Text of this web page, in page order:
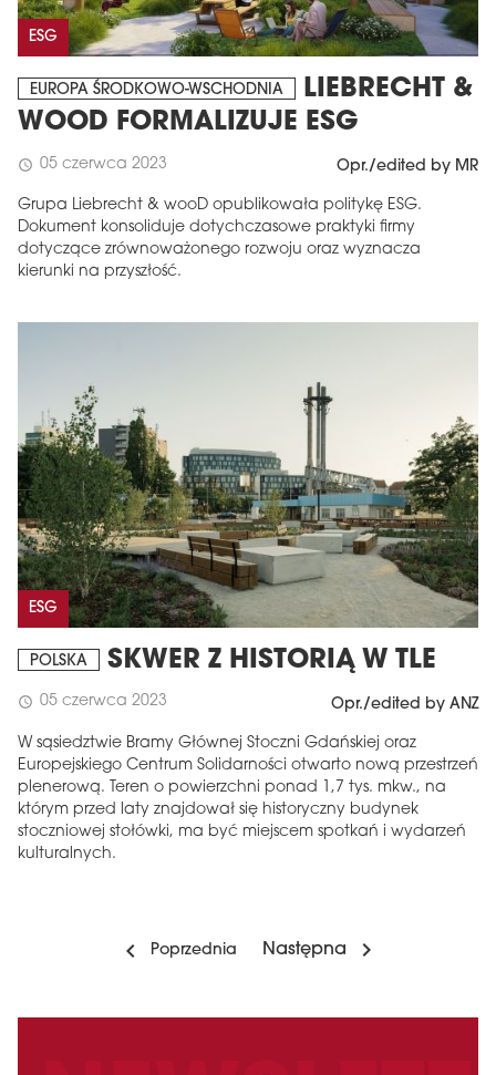
ESG
EUROPA ŚRODKOWO-WSCHODNIA
LIEBRECHT &
WOOD FORMALIZUJE ESG
schedule 05 czerwca 2023 Opr./edited by MR
Grupa Liebrecht & wooD opublikowała politykę ESG.
Dokument konsoliduje dotychczasowe praktyki firmy
dotyczące zrównoważonego rozwoju oraz wyznacza
kierunki na przyszłość.
ESG
POLSKA SKWER Z HISTORIĄ W TLE
schedule 05 czerwca 2023 Opr./edited by ANZ
W sąsiedztwie Bramy Głównej Stoczni Gdańskiej oraz
Europejskiego Centrum Solidarności otwarto nową przestrzeń
plenerową. Teren o powierzchni ponad 1,7 tys. mkw., na
którym przed laty znajdował się historyczny budynek
stoczniowej stołówki, ma być miejscem spotkań i wydarzeń
kulturalnych.
Poprzednia Następna